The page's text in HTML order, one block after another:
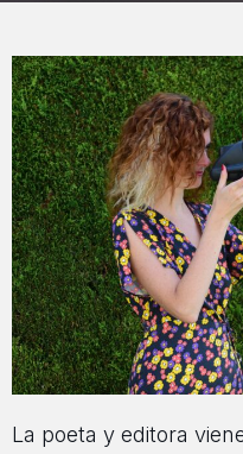
La poeta y editora